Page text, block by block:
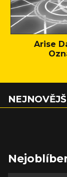
Arise